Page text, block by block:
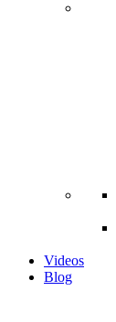
Videos
Blog